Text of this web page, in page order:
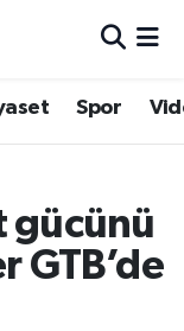
Spor
gücünü
GTB’de